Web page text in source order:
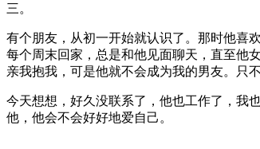
三。
有个朋友，从初一开始就认识了。那时他喜
每个周末回家，总是和他见面聊天，直至他
亲我抱我，可是他就不会成为我的男友。只
今天想想，好久没联系了，他也工作了，我
他，他会不会好好地爱自己。